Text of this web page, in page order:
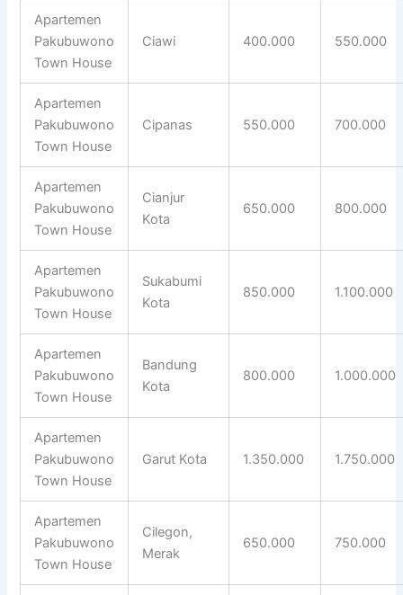
Apartemen
Pakubuwono
Town House
Ciawi 400.000 550.000
Apartemen
Pakubuwono
Town House
Cipanas 550.000 700.000
Apartemen
Pakubuwono
Town House
Cianjur
Kota
650.000 800.000
Apartemen
Pakubuwono
Town House
Sukabumi
Kota
850.000 1.100.000
Apartemen
Pakubuwono
Town House
Bandung
Kota
800.000 1.000.000
Apartemen
Pakubuwono
Town House
Garut Kota 1.350.000 1.750.000
Apartemen
Pakubuwono
Town House
Cilegon,
Merak
650.000 750.000